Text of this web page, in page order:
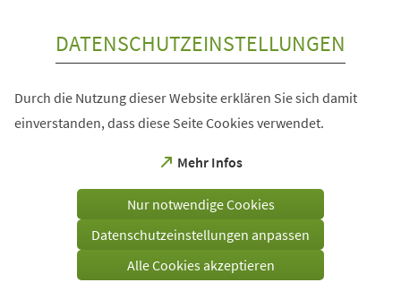
DATENSCHUTZEINSTELLUNGEN
Durch die Nutzung dieser Website erklären Sie sich damit
einverstanden, dass diese Seite Cookies verwendet.
Mehr Infos
(Öffnet
einem
Tab)
Nur notwendige Cookies
Datenschutzeinstellungen anpassen
Alle Cookies akzeptieren